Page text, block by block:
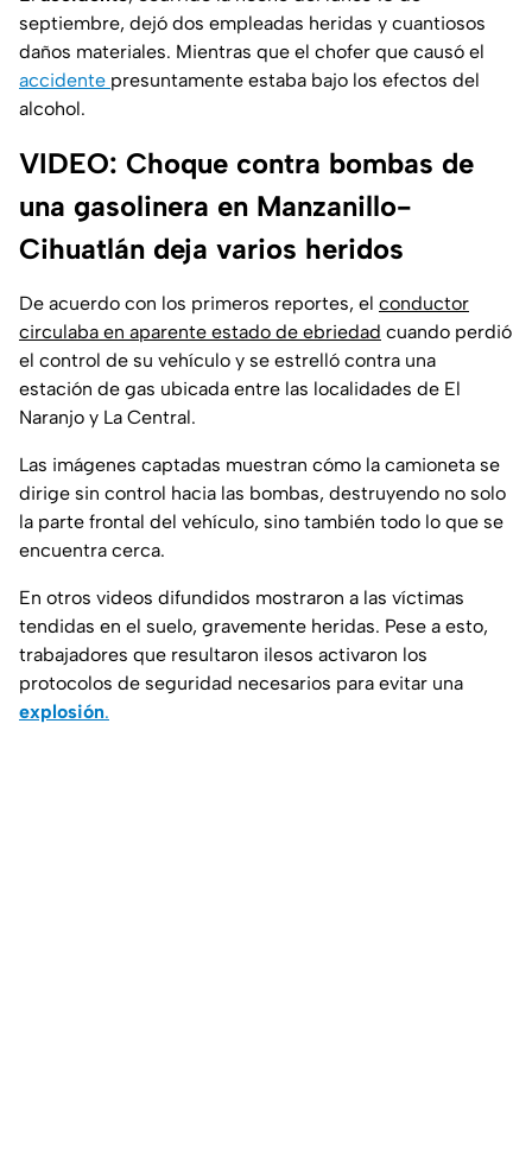
septiembre, dejó dos empleadas heridas y cuantiosos
daños materiales. Mientras que el chofer que causó el
accidente presuntamente estaba bajo los efectos del
alcohol.
VIDEO: Choque contra bombas de
una gasolinera en Manzanillo-
Cihuatlán deja varios heridos
De acuerdo con los primeros reportes, el conductor
circulaba en aparente estado de ebriedad cuando perdió
el control de su vehículo y se estrelló contra una
estación de gas ubicada entre las localidades de El
Naranjo y La Central.
Las imágenes captadas muestran cómo la camioneta se
dirige sin control hacia las bombas, destruyendo no solo
la parte frontal del vehículo, sino también todo lo que se
encuentra cerca.
En otros videos difundidos mostraron a las víctimas
tendidas en el suelo, gravemente heridas. Pese a esto,
trabajadores que resultaron ilesos activaron los
protocolos de seguridad necesarios para evitar una
explosión.